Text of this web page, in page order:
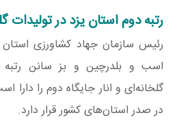
رتبه دوم استان یزد در تولیدات
رئیس سازمان جهاد کشاورزی
اسب و بلدرچین و بز سانن رتبه
گلخانه‌ای و انار جایگاه دوم را
در صدر استان‌های کشور قرار دارد.